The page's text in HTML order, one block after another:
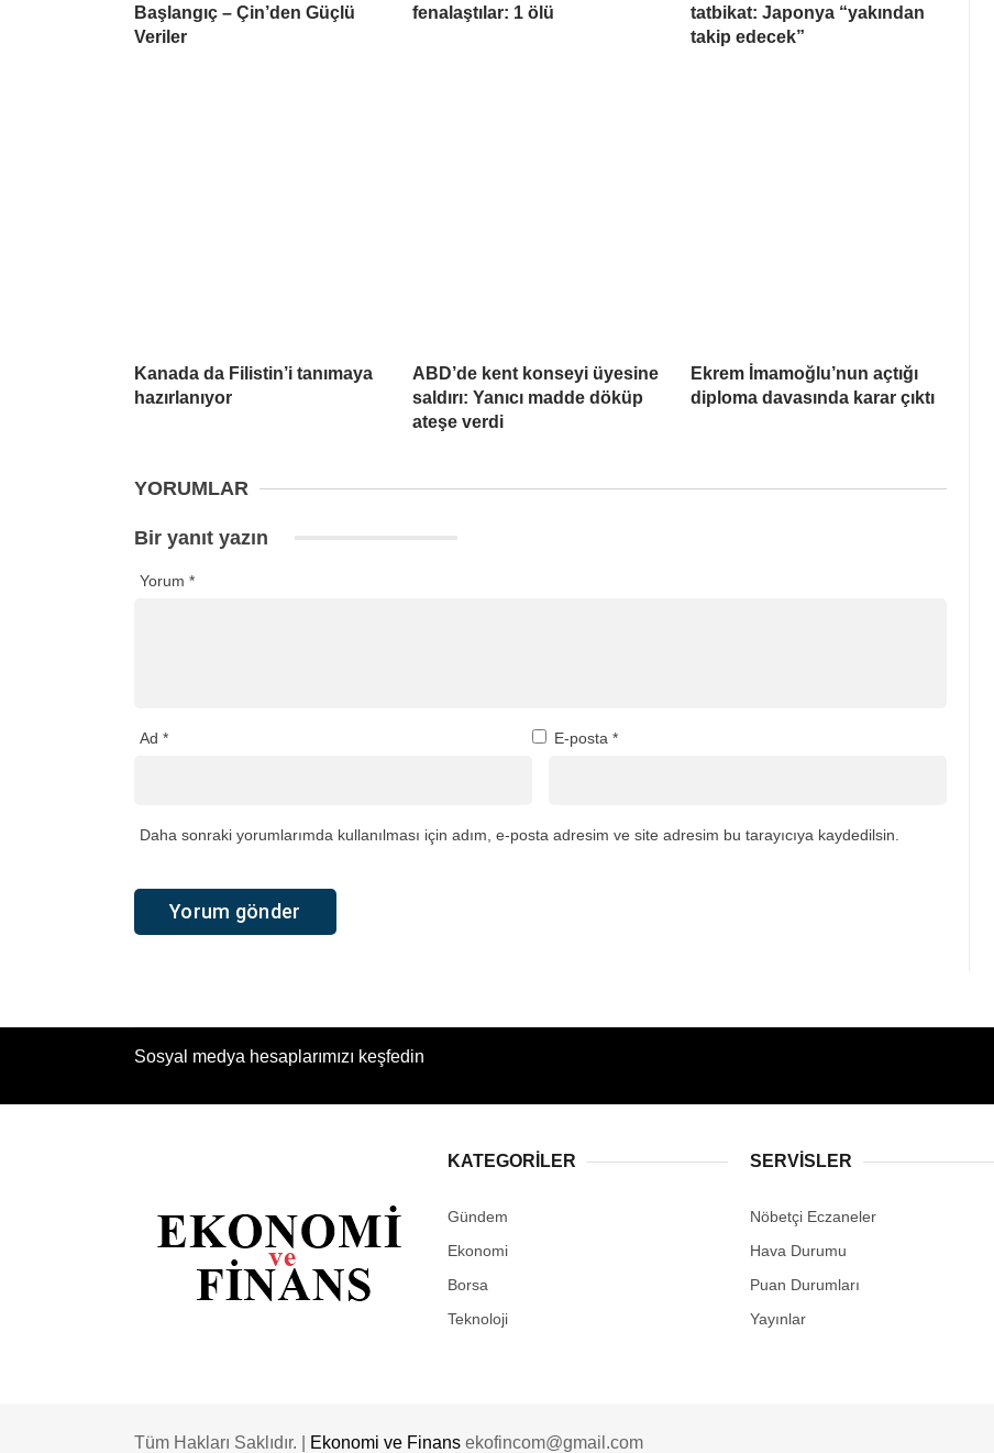
Başlangıç – Çin’den Güçlü
Veriler
fenalaştılar: 1 ölü
tatbikat: Japonya “yakından
takip edecek”
Kanada da Filistin’i tanımaya
hazırlanıyor
ABD’de kent konseyi üyesine
saldırı: Yanıcı madde döküp
ateşe verdi
Ekrem İmamoğlu’nun açtığı
diploma davasında karar çıktı
YORUMLAR
Bir yanıt yazın
Yorum *
Ad * E-posta *
Daha sonraki yorumlarımda kullanılması için adım, e-posta adresim ve site adresim bu tarayıcıya kaydedilsin.
Sosyal medya hesaplarımızı keşfedin
KATEGORİLER
Gündem
Ekonomi
Borsa
Teknoloji
SERVİSLER
Nöbetçi Eczaneler
Hava Durumu
Puan Durumları
Yayınlar
Tüm Hakları Saklıdır. | Ekonomi ve Finans ekofincom@gmail.com